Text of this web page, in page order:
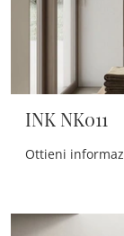
INK NK011